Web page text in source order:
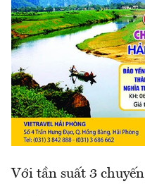
Với tần suất 3